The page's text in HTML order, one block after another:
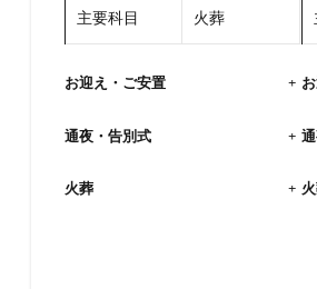
主要科目 火葬
お迎え・ご安置 +
通夜・告別式 +
火葬 +